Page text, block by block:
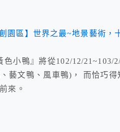
色小鴨』將從102/12/
藝文鴨、風車鴨)， 而恰巧
來。